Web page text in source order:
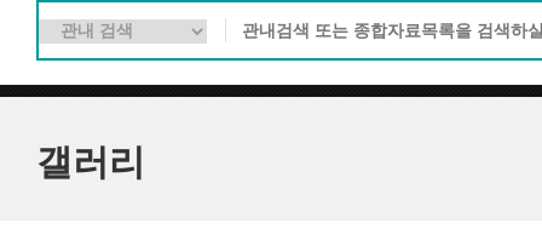
갤러리